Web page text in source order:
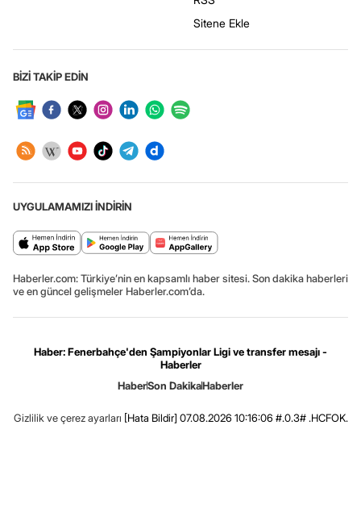
Sitene Ekle
BİZİ TAKİP EDİN
UYGULAMAMIZI İNDİRİN
Haberler.com: Türkiye’nin en kapsamlı haber sitesi. Son dakika haberleri
ve en güncel gelişmeler Haberler.com’da.
Haber: Fenerbahçe'den Şampiyonlar Ligi ve transfer mesajı -
Haberler
HaberSon DakikaHaberler
Gizlilik ve çerez ayarları [Hata Bildir] 07.08.2026 10:16:06 #.0.3# .HCFOK.